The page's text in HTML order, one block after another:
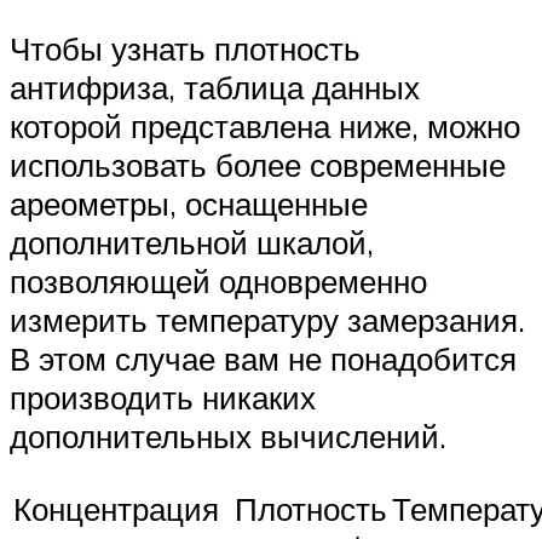
Чтобы узнать плотность
антифриза, таблица данных
которой представлена ниже, можно
использовать более современные
ареометры, оснащенные
дополнительной шкалой,
позволяющей одновременно
измерить температуру замерзания.
В этом случае вам не понадобится
производить никаких
дополнительных вычислений.
Концентрация Плотность